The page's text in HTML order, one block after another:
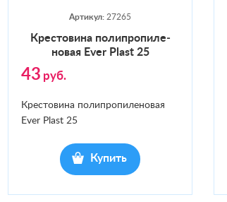
Артикул: 27265
Крес­то­вина по­лип­ро­пиле­
новая Ever Plast 25
43 руб.
Крестовина полипропиленовая
Ever Plast 25
Купить